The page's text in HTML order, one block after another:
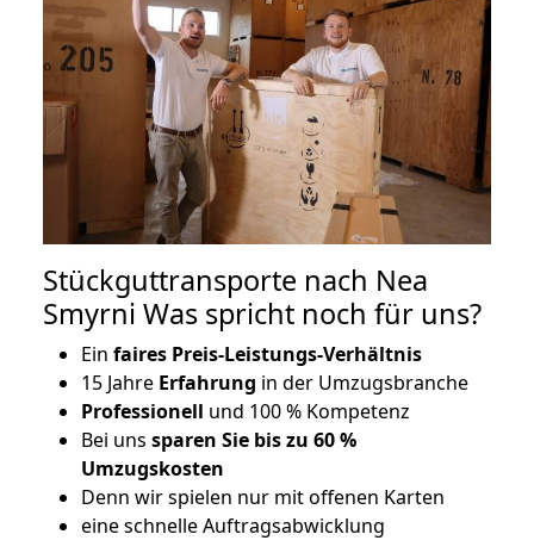
Stückguttransporte nach Nea
Smyrni Was spricht noch für uns?
Ein faires Preis-Leistungs-Verhältnis
15 Jahre Erfahrung in der Umzugsbranche
Professionell und 100 % Kompetenz
Bei uns sparen Sie bis zu 60 %
Umzugskosten
Denn wir spielen nur mit offenen Karten
eine schnelle Auftragsabwicklung